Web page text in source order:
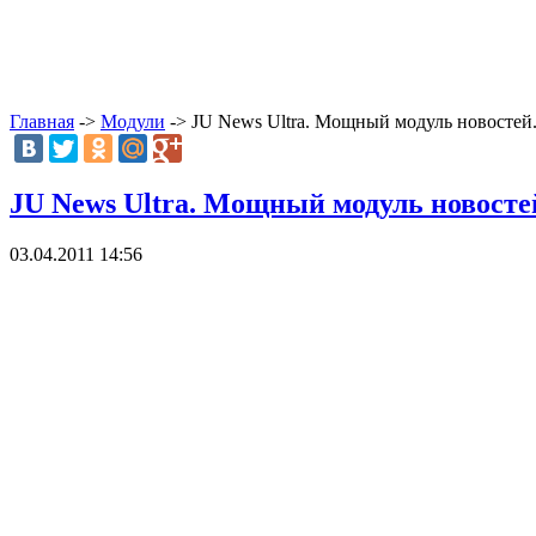
Главная -> Модули -> JU News Ultra. Мощный модуль новостей.
JU News Ultra. Мощный модуль
03.04.2011 14:56